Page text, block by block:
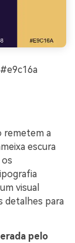
remetem a
escura
visual
detalhes para
pelo